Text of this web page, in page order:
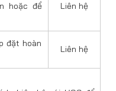
hoặc để
Liên hệ
đặt hoàn
Liên hệ